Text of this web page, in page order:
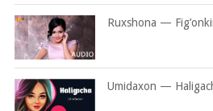
Ruxshona —
Umidaxon —